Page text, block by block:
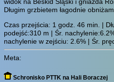
Długim grzbietem łagodnie
Czas przejścia: 1 godz. 46 min.
|
podejść:310 m | Śr.
nachylenie w zejściu: 2.6% | Śr.
Meta:
Schronisko PTTK na Hali Boraczej